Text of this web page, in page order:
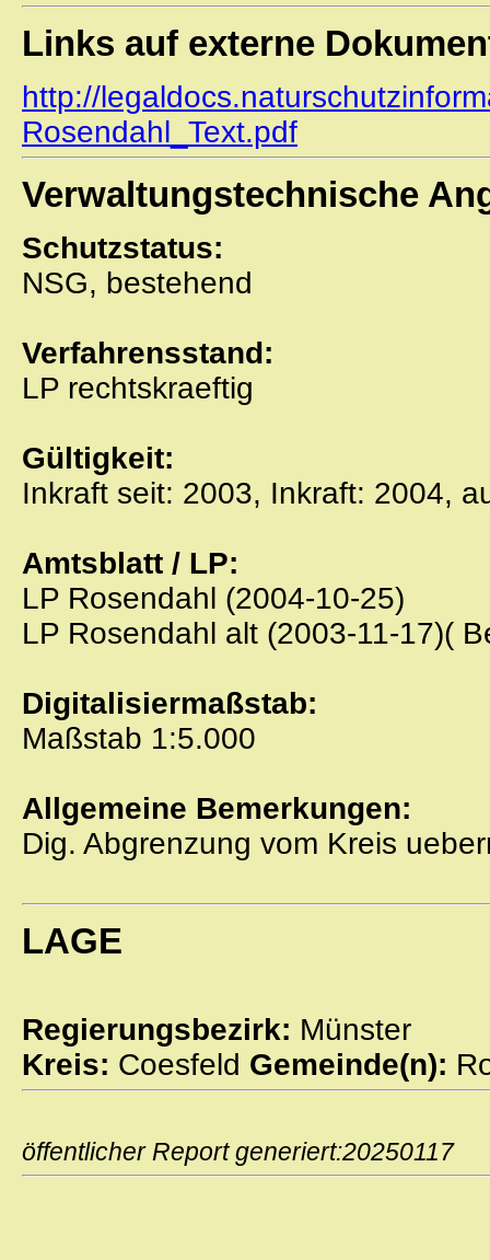
Links auf externe
http://
Rosendahl_Text.pdf
Verwaltungstechnische
Schutzstatus:
NSG, bestehend
Verfahrensstand:
LP rechtskraeftig
Gültigkeit:
Inkraft seit: 2003, Inkraft: 2004,
Amtsblatt / LP:
LP Rosendahl (2004-10-25)
LP Rosendahl alt (2003-11-17)(
Digitalisiermaßstab:
Maßstab 1:5.000
Allgemeine Bemerkungen:
Dig. Abgrenzung vom Kreis
LAGE
Regierungsbezirk: Münster
Kreis: Coesfeld Gemeinde(n):
öffentlicher Report